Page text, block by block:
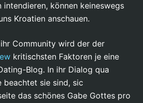
intendieren, können keineswegs
Kroatien anschauen.
Community wird der der
kritischsten Faktoren je eine
Blog. In ihr Dialog qua
sie sind, sic
das schönes Gabe Gottes pro